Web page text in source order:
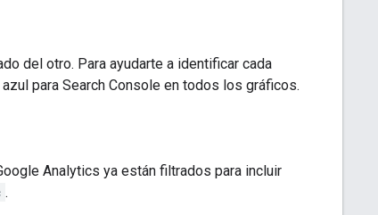
del otro. Para ayudarte a identificar cada
para Search Console en todos los gráficos.
Analytics ya están filtrados para incluir
.